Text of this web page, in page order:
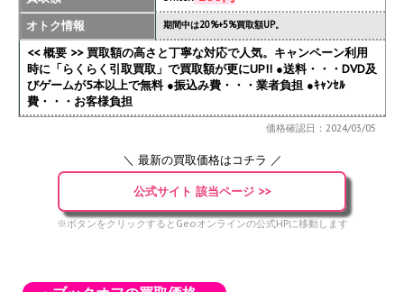
オトク情報 期間中は20%+5%買取額UP。
<< 概要 >> 買取額の高さと丁寧な対応で人気。キャンペーン利用
時に「らくらく引取買取」で買取額が更にUP!! ●送料・・・DVD及
びゲームが5本以上で無料 ●振込み費・・・業者負担 ●ｷｬﾝｾﾙ
費・・・お客様負担
価格確認日：2024/03/05
＼ 最新の買取価格はコチラ ／
公式サイト 該当ページ >>
※ボタンをクリックするとGeoオンラインの公式HPに移動します